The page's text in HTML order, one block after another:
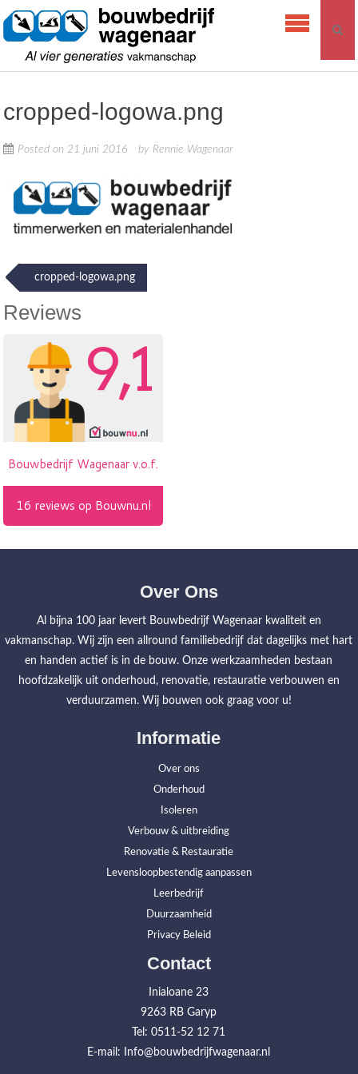
Skip
content
Bouwbedrijf
cropped-logowa.png
Posted on21 juni 2016 by Rennie Wagenaar
Post
navigation
cropped-logowa.png
Reviews
Over Ons
Al bijna 100 jaar levert Bouwbedrijf Wagenaar kwaliteit en
vakmanschap. Wij zijn een allround familiebedrijf dat dagelijks met hart
en handen actief is in de bouw. Onze werkzaamheden bestaan
hoofdzakelijk uit onderhoud, renovatie, restauratie verbouwen en
verduurzamen. Wij bouwen ook graag voor u!
Informatie
Over ons
Onderhoud
Isoleren
Verbouw & uitbreiding
Renovatie & Restauratie
Levensloopbestendig aanpassen
Leerbedrijf
Duurzaamheid
Privacy Beleid
Contact
Inialoane 23
9263 RB Garyp
Tel: 0511-52 12 71
E-mail: Info@bouwbedrijfwagenaar.nl